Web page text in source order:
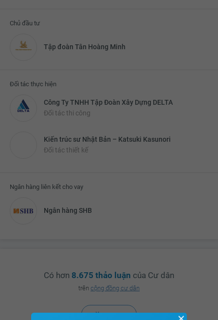
Chủ đầu tư
Tập đoàn Tân Hoàng Minh
Đối tác thực hiện
Công Ty TNHH Tập Đoàn Xây Dựng DELTA
Đối tác thi công
Kiến trúc sư Nhật Bản – Katsuki Kasunori
Đối tác thiết kế
Ngân hàng liên kết cho vay
Ngân hàng SHB
Có hơn 8.675 thảo luận của Cư dân
trên cộng đồng cư dân
Xem ngay